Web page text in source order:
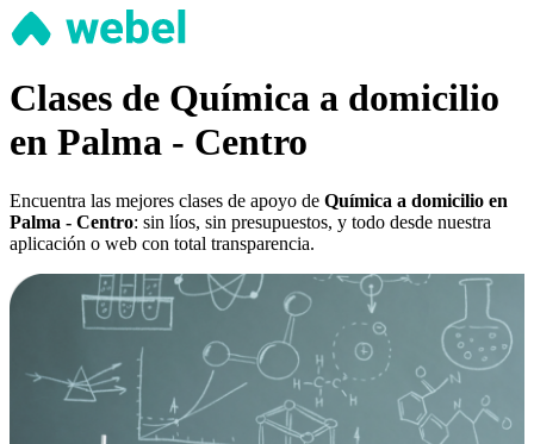
Clases de Química a domicilio
en Palma - Centro
Encuentra las mejores clases de apoyo de Química a domicilio en
Palma - Centro: sin líos, sin presupuestos, y todo desde nuestra
aplicación o web con total transparencia.